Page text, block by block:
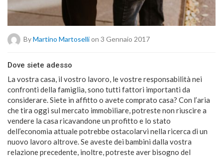
ByMartino Martosellion 3 Gennaio 2017
Dove siete adesso
La vostra casa, il vostro lavoro, le vostre responsabilità nei
confronti della famiglia, sono tutti fattori importanti da
considerare. Siete in affitto o avete comprato casa? Con l’aria
che tira oggi sul mercato immobiliare, potreste non riuscire a
vendere la casa ricavandone un profitto e lo stato
dell’economia attuale potrebbe ostacolarvi nella ricerca di un
nuovo lavoro altrove. Se aveste dei bambini dalla vostra
relazione precedente, inoltre, potreste aver bisogno del